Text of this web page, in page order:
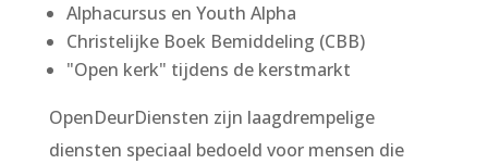
Alphacursus en Youth Alpha
Christelijke Boek Bemiddeling (CBB)
"Open kerk" tijdens de kerstmarkt
OpenDeurDiensten zijn laagdrempelige
diensten speciaal bedoeld voor mensen die